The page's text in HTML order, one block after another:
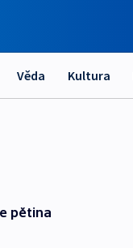
Věda Kultura
pětina